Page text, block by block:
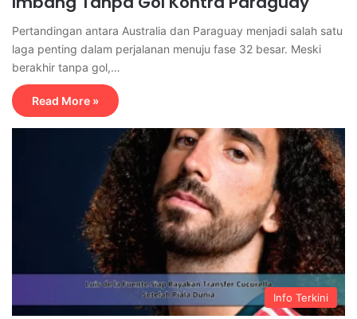
Pertandingan antara Australia dan Paraguay menjadi salah satu
laga penting dalam perjalanan menuju fase 32 besar. Meski
berakhir tanpa gol,…
Read More »
Info Terkini